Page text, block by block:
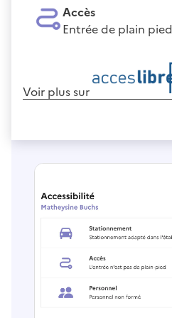
Accès
Entrée de plain pied
Voir plus sur